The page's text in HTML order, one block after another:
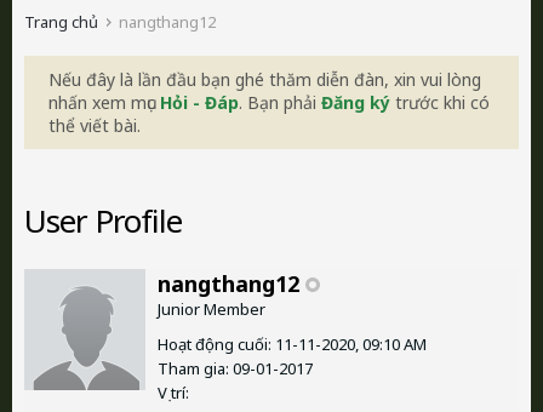
Trang chủ nangthang12
Nếu đây là lần đầu bạn ghé thăm diễn đàn, xin vui lòng
nhấn xem mục Hỏi - Đáp. Bạn phải Đăng ký trước khi có
thể viết bài.
User Profile
nangthang12
Junior Member
Hoạt động cuối: 11-11-2020, 09:10 AM
Tham gia: 09-01-2017
Vị trí: